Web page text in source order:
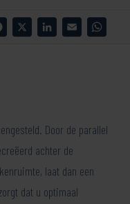
Facebook LinkedInEmail
Door de parallel
achter de
laat dan een
dat u optimaal